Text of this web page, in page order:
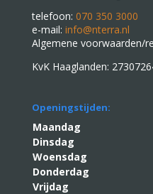
telefoon: 070 350 3000
e-mail: info@nterra.nl
Algemene voorwaarden/
KvK Haaglanden:
Openingstijden:
Maandag
Dinsdag
Woensdag
Donderdag
Vrijdag